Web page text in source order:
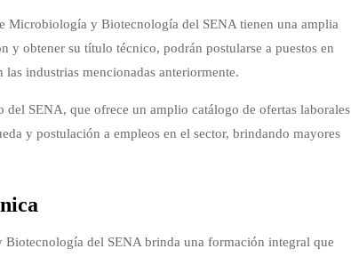
Microbiología y Biotecnología del SENA tienen una amplia
y obtener su título técnico, podrán postularse a puestos en
industrias mencionadas anteriormente.
del SENA, que ofrece un amplio catálogo de ofertas laborales
y postulación a empleos en el sector, brindando mayores
del SENA brinda una formación integral que